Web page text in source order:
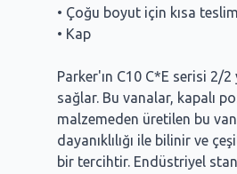
• Çoğu boyut için kısa
• Kap
Parker'ın C10 C*E serisi 2/
sağlar. Bu vanalar, kapalı
malzemeden üretilen bu
dayanıklılığı ile bilinir ve
bir tercihtir. Endüstriyel